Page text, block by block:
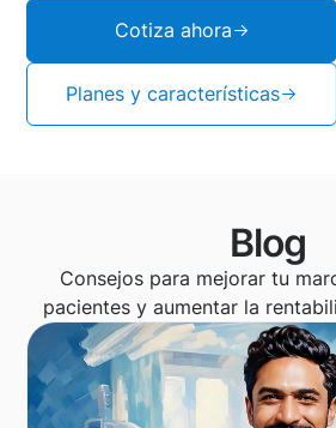
Cotiza ahora
Planes y características
Blog
Consejos para mejorar tu
pacientes y aumentar la